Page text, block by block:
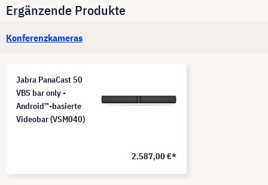
Ergänzende Produkte
Konferenzkameras
Jabra PanaCast 50
VBS bar only -
Android™-basierte
Videobar (VSM040)
2.587,00 €*